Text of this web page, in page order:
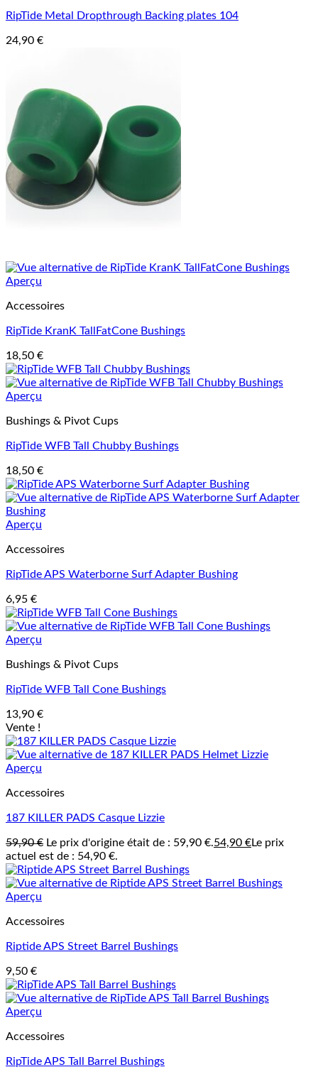
RipTide Metal Dropthrough Backing plates 104
24,90 €
Aperçu
Accessoires
RipTide KranK TallFatCone Bushings
18,50 €
Aperçu
Bushings & Pivot Cups
RipTide WFB Tall Chubby Bushings
18,50 €
Aperçu
Accessoires
RipTide APS Waterborne Surf Adapter Bushing
6,95 €
Aperçu
Bushings & Pivot Cups
RipTide WFB Tall Cone Bushings
13,90 €
Vente !
Aperçu
Accessoires
187 KILLER PADS Casque Lizzie
59,90€ Le prix d'origine était de : 59,90 €.54,90 €Le prix
actuel est de : 54,90 €.
Aperçu
Accessoires
Riptide APS Street Barrel Bushings
9,50 €
Aperçu
Accessoires
RipTide APS Tall Barrel Bushings